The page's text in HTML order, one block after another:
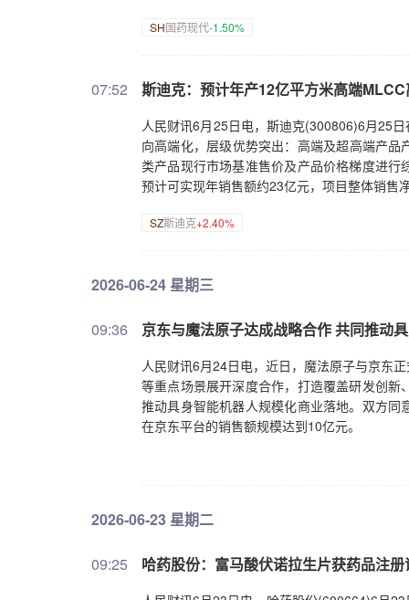
SH国药现代-1.50%
07:52 斯迪克：预计年产12亿平方米高端
人民财讯6月25日电，斯迪克(300806)6月25
向高端化，层级优势突出：高端及超高端产
类产品现行市场基准售价及产品价格梯度进
预计可实现年销售额约23亿元，项目整体销售
SZ斯迪克+2.40%
2026-06-24 星期三
09:36 京东与魔法原子达成战略合作 共同推动
人民财讯6月24日电，近日，魔法原子与京东
等重点场景展开深度合作，打造覆盖研发创
推动具身智能机器人规模化商业落地。双方
在京东平台的销售额规模达到10亿元。
2026-06-23 星期二
09:25 哈药股份：富马酸伏诺拉生片获药品注册